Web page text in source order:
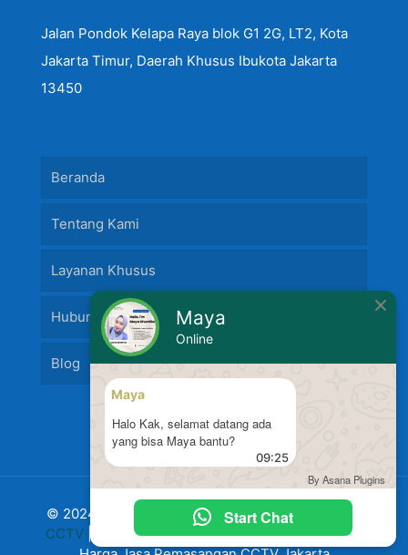
Jalan Pondok Kelapa Raya blok G1 2G, LT2, Kota
Jakarta Timur, Daerah Khusus Ibukota Jakarta
13450
Beranda
Tentang Kami
Layanan Khusus
Hubungi Kami
Blog
© 2024 Jasa Pasang Fire Alarm danJasa Pasang
CCTV| Harga Pasang CCTVMurah Terbaru 2024
Maya
Online
Maya
Halo Kak, selamat datang ada
yang bisa Maya bantu?
09:25
By Asana Plugins
Start Chat